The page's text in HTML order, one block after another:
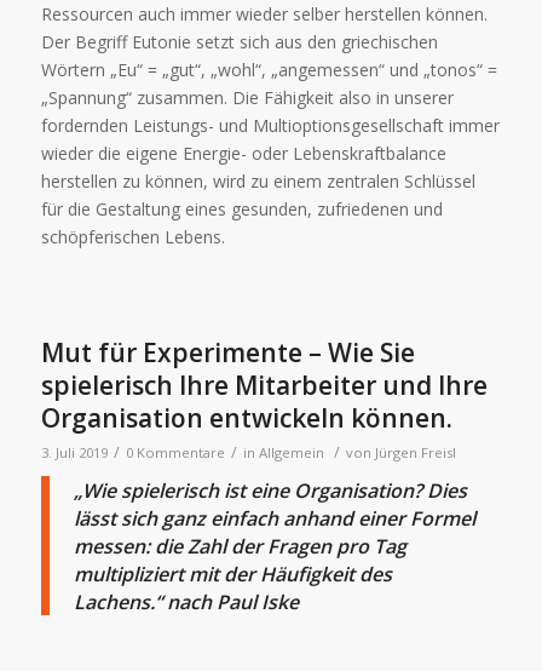
Ressourcen auch immer wieder selber herstellen können.
Der Begriff Eutonie setzt sich aus den griechischen
Wörtern „Eu“ = „gut“, „wohl“, „angemessen“ und „tonos“ =
„Spannung“ zusammen. Die Fähigkeit also in unserer
fordernden Leistungs- und Multioptionsgesellschaft immer
wieder die eigene Energie- oder Lebenskraftbalance
herstellen zu können, wird zu einem zentralen Schlüssel
für die Gestaltung eines gesunden, zufriedenen und
schöpferischen Lebens.
Mut für Experimente – Wie Sie
spielerisch Ihre Mitarbeiter und Ihre
Organisation entwickeln können.
3. Juli 2019 / 0 Kommentare / in Allgemein / von Jürgen Freisl
„Wie spielerisch ist eine Organisation? Dies
lässt sich ganz einfach anhand einer Formel
messen: die Zahl der Fragen pro Tag
multipliziert mit der Häufigkeit des
Lachens.“ nach Paul Iske